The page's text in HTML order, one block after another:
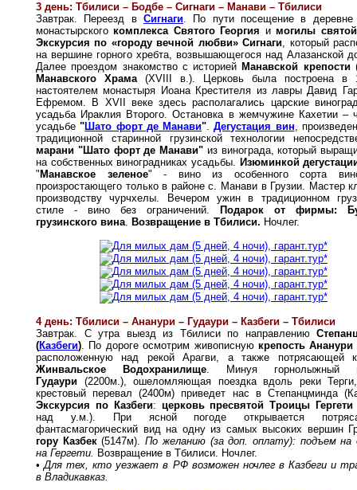
3 день: Тбилиси – Бодбе – Сигнаги – Манави – Тбилиси
Завтрак. Переезд в Сигнаги. По пути посещение в
монастырскогокомплекса Святого Георгия имогилы
Экскурсия по «городу вечной любви» Сигнаги, который
на вершине горного хребта, возвышающегося над Алазанской
Далее проездом знакомство с историей Манавской крепости
Манавского Храма(XVIII в.). Церковь была построена в
настоятелем монастыря Иоана Крестителя из лавры Давид
Ефремом. В XVII веке здесь располагались царские
усадьба Ираклия Второго. Остановка в жемчужине Кахетии –
усадьбе"Шато форт де Манави".Дегустация вин,
традиционной старинной грузинской технологии
марани "Шато форт де Манави" из винограда, который
на собственных виноградниках усадьбы. Изюминкой
" Манавское зеленое" - вино из особенного сорта
произростающего только в районе с. Манави в Грузии. Мастер
производству чурчхелы. Вечером ужин в традиционном
стиле - вино без ограничений.
Подарок от фирмы:
грузинского вина. Возвращение в Тбилиси. Ночлег.
4 день: Тбилиси – Ананури – Гудаури – Казбеги – Тбилиси
Завтрак. С утра выезд из Тбилиси по направлению
(Казбеги). По дороге осмотрим живописнуюкрепость Ананури
расположенную над рекой Арагви, а также потрясающей
Жинвальское Водохранилище. Минуя горнолыжный
Гудаури (2200м.), ошеломляющая поездка вдоль реки
крестовый перевал (2400м) приведет нас в Степанцминда
Экскурсия по Казбеги: церковь пресвятой Троицы
над у.м.). При ясной погоде открывается
фантасмагорический вид на одну из самых высоких вершин
гору Казбек(5147м).По желанию (за доп. оплату): подъем на
на Гергети. Возвращение в Тбилиси. Ночлег.
• Для тех, кто уезжает в РФ возможен ночлег в Казбеги и
в Владикавказ.